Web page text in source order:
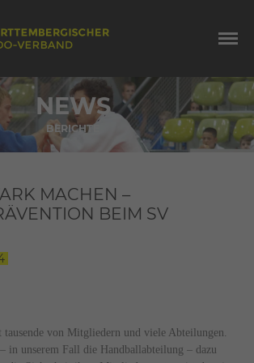
NEWS
BERICHTE
MACHEN –
BEIM SV
tausende von Mitgliedern und viele Abteilungen.
in unserem Fall die Handballabteilung – dazu